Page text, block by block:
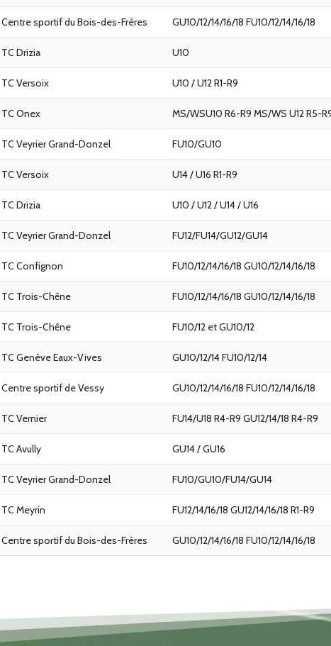
Centre sportif du Bois-des-Frères GU10/12/14/16/18 FU10/12/14/16/18
TC Drizia U10
TC Versoix U10 / U12 R1-R9
TC Onex MS/WSU10 R6-R9 MS/WS U12 R5-
TC Veyrier Grand-Donzel FU10/GU10
TC Versoix U14 / U16 R1-R9
TC Drizia U10 / U12 / U14 / U16
TC Veyrier Grand-Donzel FU12/FU14/GU12/GU14
TC Confignon FU10/12/14/16/18 GU10/12/14/16/18
TC Trois-Chêne FU10/12/14/16/18 GU10/12/14/16/18
TC Trois-Chêne FU10/12 et GU10/12
TC Genève Eaux-Vives GU10/12/14 FU10/12/14
Centre sportif de Vessy GU10/12/14/16/18 FU10/12/14/16/18
TC Vernier FU14/U18 R4-R9 GU12/14/18 R4-R9
TC Avully GU14 / GU16
TC Veyrier Grand-Donzel FU10/GU10/FU14/GU14
TC Meyrin FU12/14/16/18 GU12/14/16/18 R1-R9
Centre sportif du Bois-des-Frères GU10/12/14/16/18 FU10/12/14/16/18